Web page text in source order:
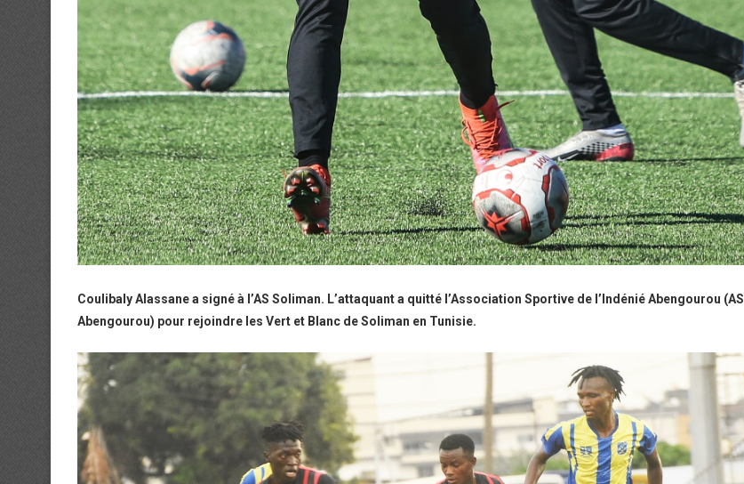
Coulibaly Alassane a signé à l’AS Soliman. L’attaquant a quitté l’Association Sportive de l’Indénié Abengourou (ASI
Abengourou) pour rejoindre les Vert et Blanc de Soliman en Tunisie.